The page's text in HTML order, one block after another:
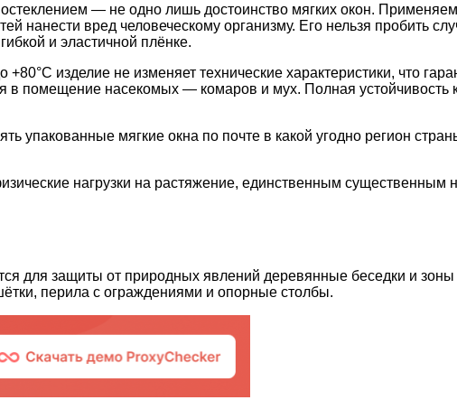
— не одно лишь достоинство мягких окон.
нанести вред человеческому организму. Его нельзя пробить
и эластичной плёнке.
изделие не изменяет технические характеристики, что
в помещение насекомых — комаров и мух. Полная устойчивость
упакованные мягкие окна по почте в какой угодно регион
нагрузки на растяжение, единственным существенным
для защиты от природных явлений деревянные беседки и
перила с ограждениями и опорные столбы.